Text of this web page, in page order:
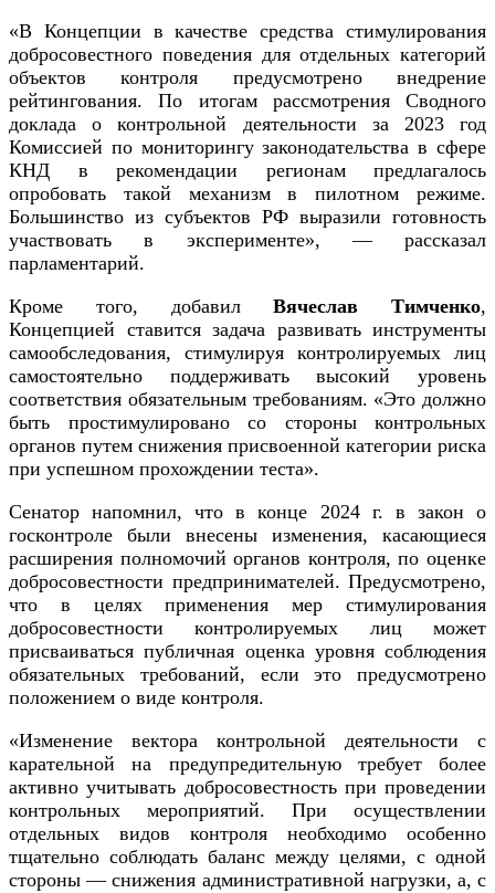
«В Концепции в качестве средства стимулирования
добросовестного поведения для отдельных категорий
объектов контроля предусмотрено внедрение
рейтингования. По итогам рассмотрения Сводного
доклада о контрольной деятельности за 2023 год
Комиссией по мониторингу законодательства в сфере
КНД в рекомендации регионам предлагалось
опробовать такой механизм в пилотном режиме.
Большинство из субъектов РФ выразили готовность
участвовать в эксперименте», — рассказал
парламентарий.
Кроме того, добавилВячеслав Тимченко,
Концепцией ставится задача развивать инструменты
самообследования, стимулируя контролируемых лиц
самостоятельно поддерживать высокий уровень
соответствия обязательным требованиям. «Это должно
быть простимулировано со стороны контрольных
органов путем снижения присвоенной категории риска
при успешном прохождении теста».
Сенатор напомнил, что в конце 2024 г. в закон о
госконтроле были внесены изменения, касающиеся
расширения полномочий органов контроля, по оценке
добросовестности предпринимателей. Предусмотрено,
что в целях применения мер стимулирования
добросовестности контролируемых лиц может
присваиваться публичная оценка уровня соблюдения
обязательных требований, если это предусмотрено
положением о виде контроля.
«Изменение вектора контрольной деятельности с
карательной на предупредительную требует более
активно учитывать добросовестность при проведении
контрольных мероприятий. При осуществлении
отдельных видов контроля необходимо особенно
тщательно соблюдать баланс между целями, с одной
стороны — снижения административной нагрузки, а, с